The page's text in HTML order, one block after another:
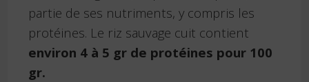
partie de ses nutriments, y compris les
protéines. Le riz sauvage cuit contient
environ 4 à 5 gr de protéines pour 100
gr.